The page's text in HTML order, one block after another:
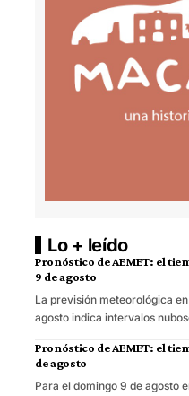
Lo + leído
Pronóstico de AEMET: el
9 de agosto
La previsión meteorológica
agosto indica intervalos
Pronóstico de AEMET: el
de agosto
Para el domingo 9 de agosto